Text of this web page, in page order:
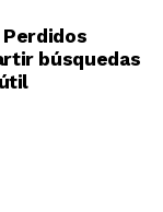
búsquedas